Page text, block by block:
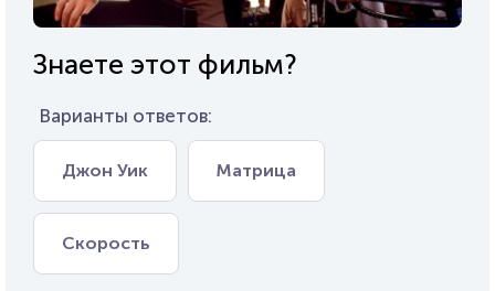
Знаете этот фильм?
Варианты ответов:
Джон Уик Матрица
Скорость